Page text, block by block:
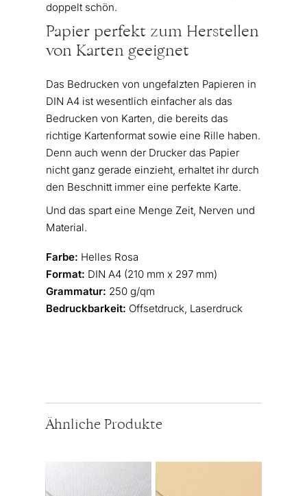
doppelt schön.
Papier perfekt zum Herstellen
von Karten geeignet
Das Bedrucken von ungefalzten Papieren in
DIN A4 ist wesentlich einfacher als das
Bedrucken von Karten, die bereits das
richtige Kartenformat sowie eine Rille haben.
Denn auch wenn der Drucker das Papier
nicht ganz gerade einzieht, erhaltet ihr durch
den Beschnitt immer eine perfekte Karte.
Und das spart eine Menge Zeit, Nerven und
Material.
Farbe: Helles Rosa
Format: DIN A4 (210 mm x 297 mm)
Grammatur: 250 g/qm
Bedruckbarkeit: Offsetdruck, Laserdruck
Ähnliche Produkte